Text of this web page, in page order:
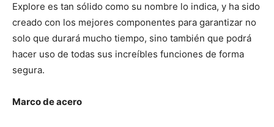
Explore es tan sólido como su nombre lo indica, y ha sido
creado con los mejores componentes para garantizar no
solo que durará mucho tiempo, sino también que podrá
hacer uso de todas sus increíbles funciones de forma
segura.
Marco de acero